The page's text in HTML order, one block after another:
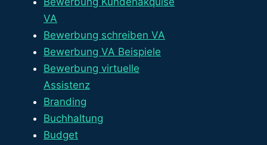
VA
Bewerbung schreiben VA
Bewerbung VA Beispiele
Bewerbung virtuelle
Assistenz
Branding
Buchhaltung
Budget